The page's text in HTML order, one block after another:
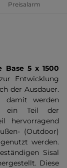
Preisalarm
Base 5 x 1500
Entwicklung
der Ausdauer.
damit werden
ein Teil der
hervorragend
(Outdoor)
werden.
Sisal
Diese